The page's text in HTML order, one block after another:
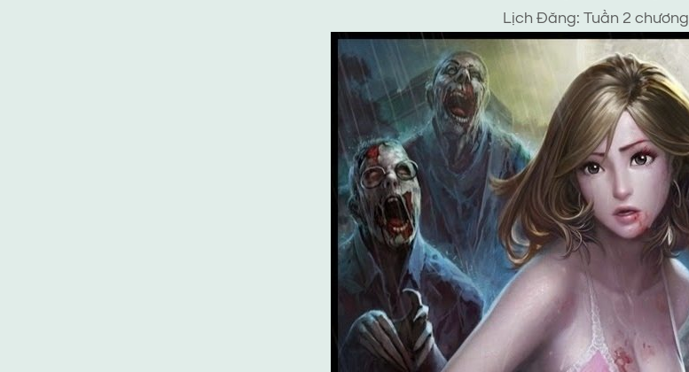
Lịch Đăng: Tuần 2 chương